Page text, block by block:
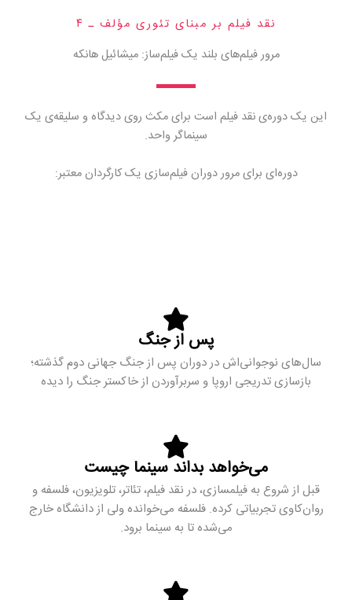
نقد فیلم بر مبنای تئوری مؤلف ـ ۴
مرور فیلم‌های بلند یک فیلم‌ساز: میشائیل هانکه
این یک دوره‌ی نقد فیلم است برای مکث روی دیدگاه و سلیقه‌ی یک
سینماگر واحد.
دوره‌ای برای مرور دوران فیلم‌سازی یک کارگردان معتبر:
پس از جنگ
سال‌های نوجوانی‌اش در دوران پس از جنگ جهانی دوم گذشته؛
بازسازی تدریجی اروپا و سربرآوردن از خاکستر جنگ را دیده
می‌خواهد بداند سینما چیست
قبل از شروع به فیلمسازی، در نقد فیلم، تئاتر، تلویزیون، ‌فلسفه و
روان‌کاوی تجربیاتی کرده. فلسفه می‌خوانده ولی از دانشگاه خارج
می‌شده تا به سینما برود.